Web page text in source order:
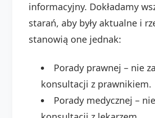
informacyjny. Dokładamy
starań, aby były aktualne i
stanowią one jednak:
Porady prawnej – nie
konsultacji z prawnikiem.
Porady medycznej –